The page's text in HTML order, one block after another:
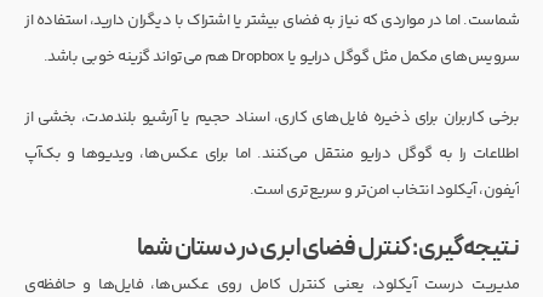
شماست. اما در مواردی که نیاز به فضای بیشتر یا اشتراک با دیگران دارید، استفاده از
سرویس‌های مکمل مثل گوگل درایو یا Dropbox هم می‌تواند گزینه خوبی باشد.
برخی کاربران برای ذخیره فایل‌های کاری، اسناد حجیم یا آرشیو بلندمدت، بخشی از
اطلاعات را به گوگل درایو منتقل می‌کنند. اما برای عکس‌ها، ویدیوها و بک‌آپ
آیفون، آیکلود انتخاب امن‌تر و سریع‌تری است.
نتیجه‌گیری: کنترل فضای ابری در دستان شما
مدیریت درست آیکلود، یعنی کنترل کامل روی عکس‌ها، فایل‌ها و حافظه‌ی